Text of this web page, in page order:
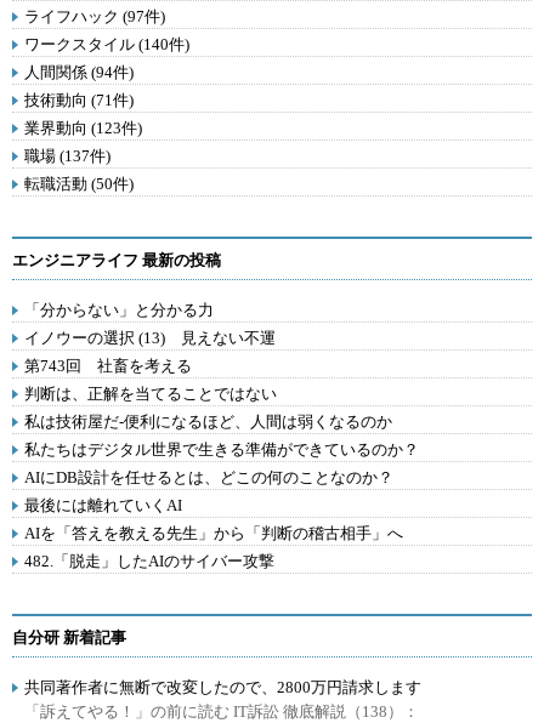
ライフハック (97件)
ワークスタイル (140件)
人間関係 (94件)
技術動向 (71件)
業界動向 (123件)
職場 (137件)
転職活動 (50件)
エンジニアライフ 最新の投稿
「分からない」と分かる力
イノウーの選択 (13) 見えない不運
第743回 社畜を考える
判断は、正解を当てることではない
私は技術屋だ-便利になるほど、人間は弱くなるのか
私たちはデジタル世界で生きる準備ができているのか？
AIにDB設計を任せるとは、どこの何のことなのか？
最後には離れていくAI
AIを「答えを教える先生」から「判断の稽古相手」へ
482.「脱走」したAIのサイバー攻撃
自分研 新着記事
共同著作者に無断で改変したので、2800万円請求します
「訴えてやる！」の前に読む IT訴訟 徹底解説（138）：